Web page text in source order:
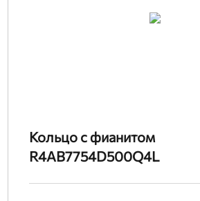
Кольцо с фианитом
R4AB7754D500Q4L